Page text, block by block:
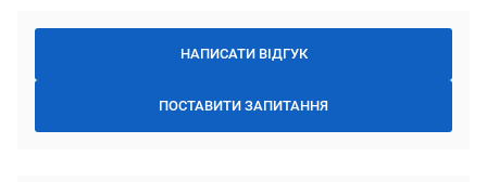
НАПИСАТИ ВІДГУК
ПОСТАВИТИ ЗАПИТАННЯ